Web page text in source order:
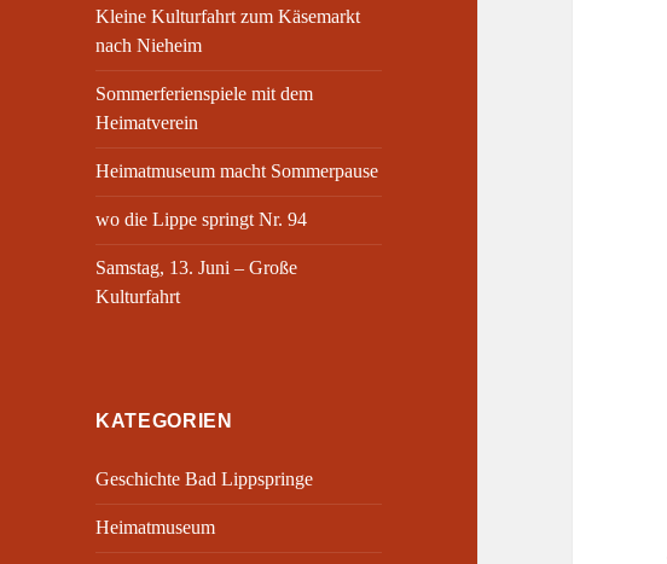
Kleine Kulturfahrt zum Käsemarkt
nach Nieheim
Sommerferienspiele mit dem
Heimatverein
Heimatmuseum macht Sommerpause
wo die Lippe springt Nr. 94
Samstag, 13. Juni – Große
Kulturfahrt
KATEGORIEN
Geschichte Bad Lippspringe
Heimatmuseum